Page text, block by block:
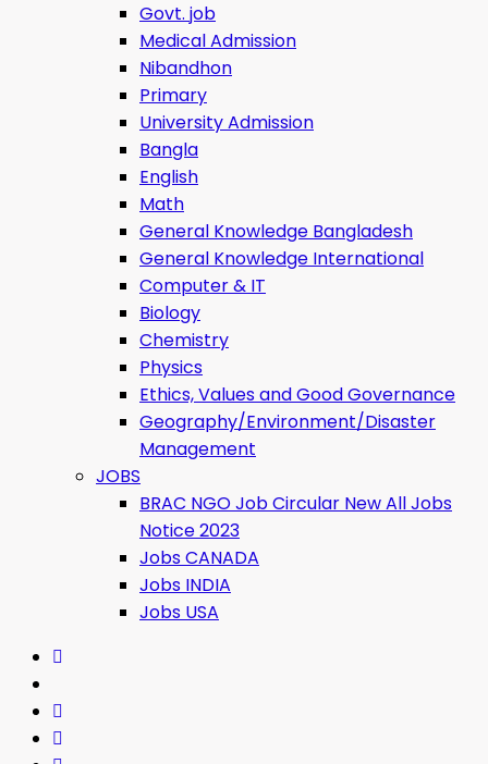
Govt. job
Medical Admission
Nibandhon
Primary
University Admission
Bangla
English
Math
General Knowledge Bangladesh
General Knowledge International
Computer & IT
Biology
Chemistry
Physics
Ethics, Values ​​and Good Governance
Geography/Environment/Disaster
Management
JOBS
BRAC NGO Job Circular New All Jobs
Notice 2023
Jobs CANADA
Jobs INDIA
Jobs USA